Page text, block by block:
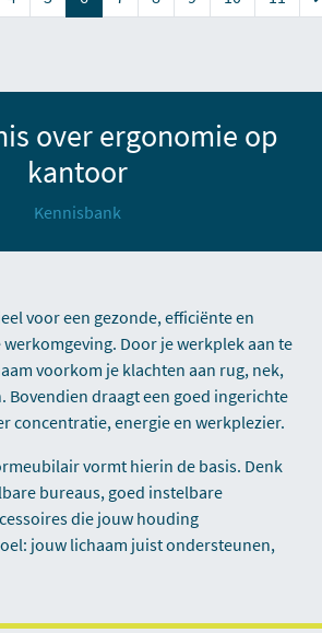
over ergonomie op
kantoor
Kennisbank
voor een gezonde, efficiënte en
Door je werkplek aan te
voorkom je klachten aan rug, nek,
Bovendien draagt een goed ingerichte
concentratie, energie en werkplezier.
vormt hierin de basis. Denk
bureaus, goed instelbare
die jouw houding
jouw lichaam juist ondersteunen,